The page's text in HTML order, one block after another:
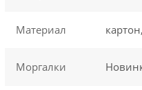
Материал
Моргалки